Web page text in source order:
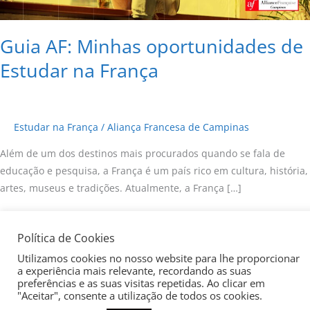
Guia AF: Minhas oportunidades de
Estudar na França
Estudar na França / Aliança Francesa de Campinas
Além de um dos destinos mais procurados quando se fala de
educação e pesquisa, a França é um país rico em cultura, história,
artes, museus e tradições. Atualmente, a França […]
França
Copyright © 2026 Aliança Francesa de Campinas| Todos os
direitos reservados
Política de Cookies
Utilizamos cookies no nosso website para lhe proporcionar
a experiência mais relevante, recordando as suas
preferências e as suas visitas repetidas. Ao clicar em
"Aceitar", consente a utilização de todos os cookies.